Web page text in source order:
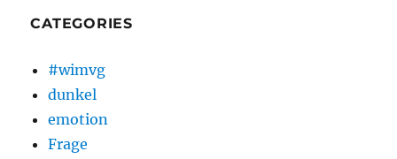
CATEGORIES
#wimvg
dunkel
emotion
Frage